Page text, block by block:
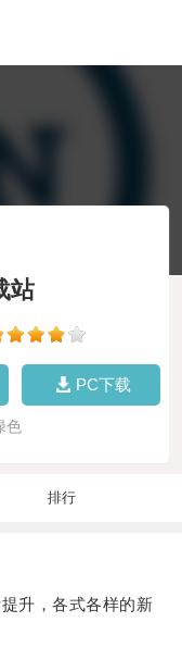
站
PC下载
色
排行
升，各式各样的新